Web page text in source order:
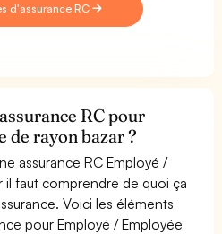
d'assurance RC
RC pour
de rayon bazar ?
assurance RC Employé /
il faut comprendre de quoi ça
Voici les éléments
pour Employé / Employée